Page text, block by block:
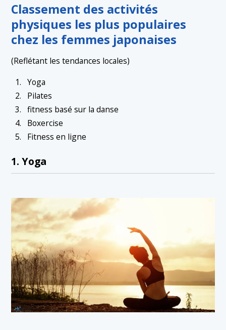
Classement des activités
physiques les plus populaires
chez les femmes japonaises
(Reflétant les tendances locales)
Yoga
Pilates
fitness basé sur la danse
Boxercise
Fitness en ligne
1. Yoga